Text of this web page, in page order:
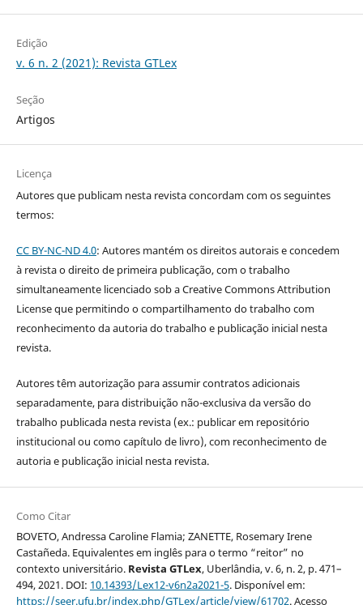
Edição
v. 6 n. 2 (2021): Revista GTLex
Seção
Artigos
Licença
Autores que publicam nesta revista concordam com os seguintes
termos:
CC BY-NC-ND 4.0: Autores mantém os direitos autorais e concedem
à revista o direito de primeira publicação, com o trabalho
simultaneamente licenciado sob a Creative Commons Attribution
License que permitindo o compartilhamento do trabalho com
reconhecimento da autoria do trabalho e publicação inicial nesta
revista.
Autores têm autorização para assumir contratos adicionais
separadamente, para distribuição não-exclusiva da versão do
trabalho publicada nesta revista (ex.: publicar em repositório
institucional ou como capítulo de livro), com reconhecimento de
autoria e publicação inicial nesta revista.
Como Citar
BOVETO, Andressa Caroline Flamia; ZANETTE, Rosemary Irene
Castañeda. Equivalentes em inglês para o termo “reitor” no
contexto universitário. Revista GTLex, Uberlândia, v. 6, n. 2, p. 471–
494, 2021. DOI: 10.14393/Lex12-v6n2a2021-5. Disponível em:
https://seer.ufu.br/index.php/GTLex/article/view/61702. Acesso